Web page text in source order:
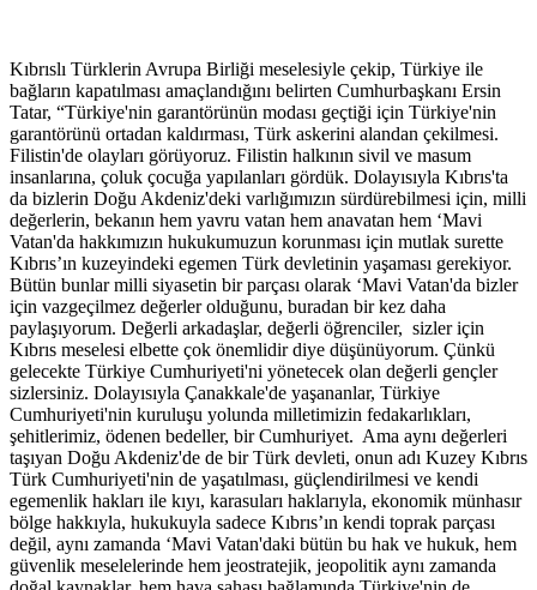
Kıbrıslı Türklerin Avrupa Birliği meselesiyle çekip, Türkiye ile
bağların kapatılması amaçlandığını belirten Cumhurbaşkanı Ersin
Tatar, “Türkiye'nin garantörünün modası geçtiği için Türkiye'nin
garantörünü ortadan kaldırması, Türk askerini alandan çekilmesi.
Filistin'de olayları görüyoruz. Filistin halkının sivil ve masum
insanlarına, çoluk çocuğa yapılanları gördük. Dolayısıyla Kıbrıs'ta
da bizlerin Doğu Akdeniz'deki varlığımızın sürdürebilmesi için, milli
değerlerin, bekanın hem yavru vatan hem anavatan hem ‘Mavi
Vatan'da hakkımızın hukukumuzun korunması için mutlak surette
Kıbrıs’ın kuzeyindeki egemen Türk devletinin yaşaması gerekiyor.
Bütün bunlar milli siyasetin bir parçası olarak ‘Mavi Vatan'da bizler
için vazgeçilmez değerler olduğunu, buradan bir kez daha
paylaşıyorum. Değerli arkadaşlar, değerli öğrenciler, sizler için
Kıbrıs meselesi elbette çok önemlidir diye düşünüyorum. Çünkü
gelecekte Türkiye Cumhuriyeti'ni yönetecek olan değerli gençler
sizlersiniz. Dolayısıyla Çanakkale'de yaşananlar, Türkiye
Cumhuriyeti'nin kuruluşu yolunda milletimizin fedakarlıkları,
şehitlerimiz, ödenen bedeller, bir Cumhuriyet. Ama aynı değerleri
taşıyan Doğu Akdeniz'de de bir Türk devleti, onun adı Kuzey Kıbrıs
Türk Cumhuriyeti'nin de yaşatılması, güçlendirilmesi ve kendi
egemenlik hakları ile kıyı, karasuları haklarıyla, ekonomik münhasır
bölge hakkıyla, hukukuyla sadece Kıbrıs’ın kendi toprak parçası
değil, aynı zamanda ‘Mavi Vatan'daki bütün bu hak ve hukuk, hem
güvenlik meselelerinde hem jeostratejik, jeopolitik aynı zamanda